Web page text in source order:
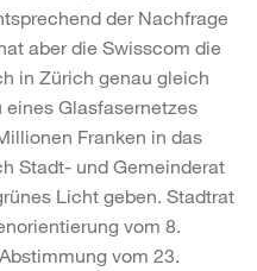
der Nachfrage
aber die Swisscom die
in Zürich genau gleich
Glasfasernetzes
Franken in das
Stadt- und Gemeinderat
Licht geben. Stadtrat
vom 8.
vom 23.